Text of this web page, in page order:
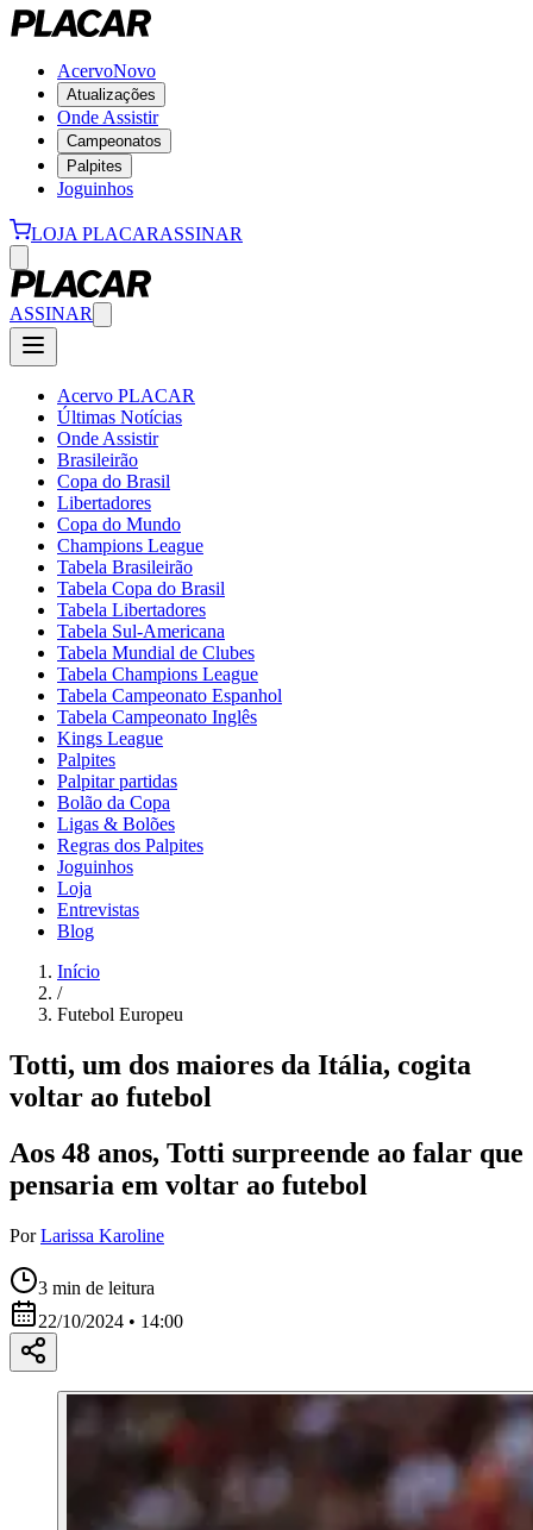
AcervoNovo
Atualizações
Onde Assistir
Campeonatos
Palpites
Joguinhos
LOJA PLACARASSINAR
ASSINAR
Acervo PLACAR
Últimas Notícias
Onde Assistir
Brasileirão
Copa do Brasil
Libertadores
Copa do Mundo
Champions League
Tabela Brasileirão
Tabela Copa do Brasil
Tabela Libertadores
Tabela Sul-Americana
Tabela Mundial de Clubes
Tabela Champions League
Tabela Campeonato Espanhol
Tabela Campeonato Inglês
Kings League
Palpites
Palpitar partidas
Bolão da Copa
Ligas & Bolões
Regras dos Palpites
Joguinhos
Loja
Entrevistas
Blog
Início
/
Futebol Europeu
Totti, um dos maiores da Itália, cogita
voltar ao futebol
Aos 48 anos, Totti surpreende ao falar que
pensaria em voltar ao futebol
Por Larissa Karoline
3 min de leitura
22/10/2024 • 14:00